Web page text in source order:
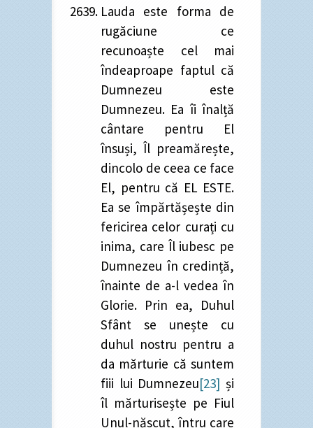
Lauda este forma de
rugăciune ce
recunoaște cel mai
îndeaproape faptul că
Dumnezeu este
Dumnezeu. Ea îi înalță
cântare pentru El
însuși, Îl preamărește,
dincolo de ceea ce face
El, pentru că EL ESTE.
Ea se împărtășește din
fericirea celor curați cu
inima, care Îl iubesc pe
Dumnezeu în credință,
înainte de a-l vedea în
Glorie. Prin ea, Duhul
Sfânt se unește cu
duhul nostru pentru a
da mărturie că suntem
fiii lui Dumnezeu[23] și
îl mărturisește pe Fiul
Unul-născut, întru care